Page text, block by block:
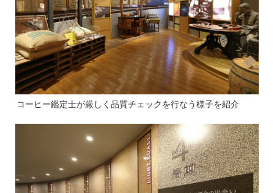
コーヒー鑑定士が厳しく品質チェックを行なう様子を紹介